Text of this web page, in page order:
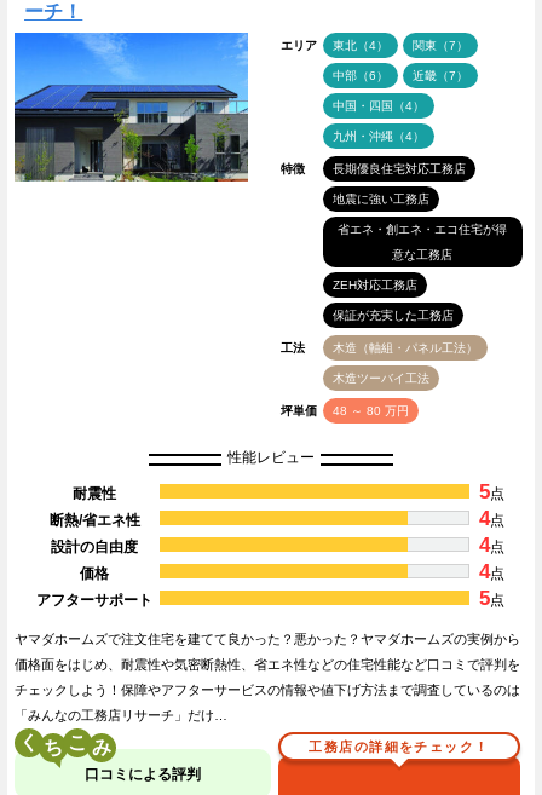
ーチ！
エリア 東北（4） 関東（7）
中部（6） 近畿（7）
中国・四国（4）
九州・沖縄（4）
特徴 長期優良住宅対応工務店
地震に強い工務店
省エネ・創エネ・エコ住宅が得
意な工務店
ZEH対応工務店
保証が充実した工務店
工法 木造（軸組・パネル工法）
木造ツーバイ工法
坪単価 48 ～ 80 万円
性能レビュー
耐震性 5点
断熱/省エネ性
4点
設計の自由度
4点
価格
4点
アフターサポート
5点
ヤマダホームズで注文住宅を建てて良かった？悪かった？ヤマダホームズの実例から
価格面をはじめ、耐震性や気密断熱性、省エネ性などの住宅性能など口コミで評判を
チェックしよう！保障やアフターサービスの情報や値下げ方法まで調査しているのは
「みんなの工務店リサーチ」だけ…
く こ
口コミによる評判
工務店の詳細をチェック！